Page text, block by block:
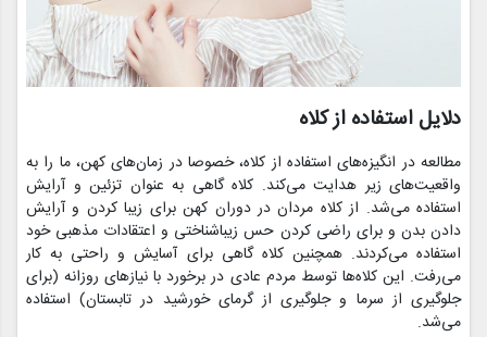
دلایل استفاده از کلاه
مطالعه در انگیزه‌های استفاده از کلاه‌، خصوصا در زمان‌های کهن‌، ما را به
واقعیت‌های زیر هدایت می‌کند‌. کلاه گاهی به عنوان تزئین و آرایش
استفاده می‌شد. از کلاه مردان در دوران کهن برای زیبا کردن و آرایش
دادن بدن و برای راضی کردن حس زیباشناختی و اعتقادات مذهبی خود
استفاده می‌کردند. همچنین کلاه گاهی برای آسایش و راحتی به کار
می‌رفت. این کلاه‌ها توسط مردم عادی در برخورد با نیازهای روزانه (‌برای
جلوگیری از سرما و جلوگیری از گرمای خورشید در تابستان) استفاده
می‌شد.